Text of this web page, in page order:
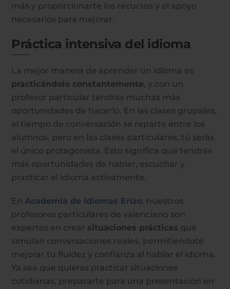
más y proporcionarte los recursos y el apoyo
necesarios para mejorar.
Práctica intensiva del idioma
La mejor manera de aprender un idioma es
practicándolo constantemente, y con un
profesor particular tendrás muchas más
oportunidades de hacerlo. En las clases grupales,
el tiempo de conversación se reparte entre los
alumnos, pero en las clases particulares, tú serás
el único protagonista. Esto significa que tendrás
más oportunidades de hablar, escuchar y
practicar el idioma activamente.
EnAcademia de Idiomas Erizo, nuestros
profesores particulares de valenciano son
expertos en crear situaciones prácticas que
simulan conversaciones reales, permitiéndote
mejorar tu fluidez y confianza al hablar el idioma.
Ya sea que quieras practicar situaciones
cotidianas, prepararte para una presentación en